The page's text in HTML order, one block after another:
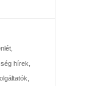
,
hírek